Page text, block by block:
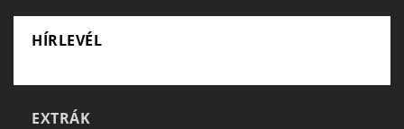
HÍRLEVÉL
EXTRÁK